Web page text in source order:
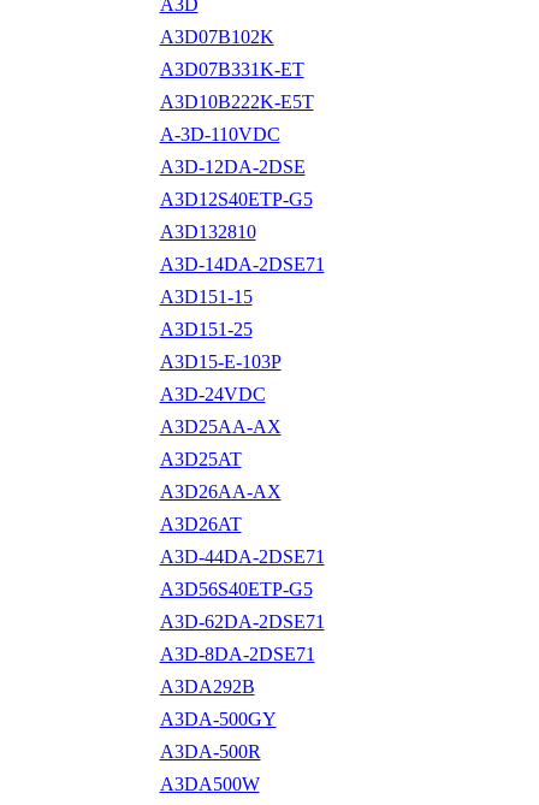
A3D
A3D07B102K
A3D07B331K-ET
A3D10B222K-E5T
A-3D-110VDC
A3D-12DA-2DSE
A3D12S40ETP-G5
A3D132810
A3D-14DA-2DSE71
A3D151-15
A3D151-25
A3D15-E-103P
A3D-24VDC
A3D25AA-AX
A3D25AT
A3D26AA-AX
A3D26AT
A3D-44DA-2DSE71
A3D56S40ETP-G5
A3D-62DA-2DSE71
A3D-8DA-2DSE71
A3DA292B
A3DA-500GY
A3DA-500R
A3DA500W